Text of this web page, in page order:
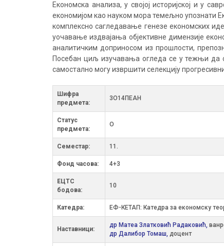
Економска анализа, у својој историјској и у
економијом као науком мора темељно упознати
комплексно сагледавање генезе економских
уочавање издвајања објективне димензије
аналитичким доприносом из прошлости,
Посебан циљ изучавања огледа се у тежњи да
самостално могу извршити селекцију
Шифра
предмета:
3О14ПЕАН
Статус
предмета:
О
Семестар: 11.
Фонд часова: 4+3
ЕЦТС
бодова:
10
Катедра: ЕФ-КЕТАП: Катедра за економску
Наставници:
др Матеа Златковић Радаковић,
др Далибор Томаш, доцент